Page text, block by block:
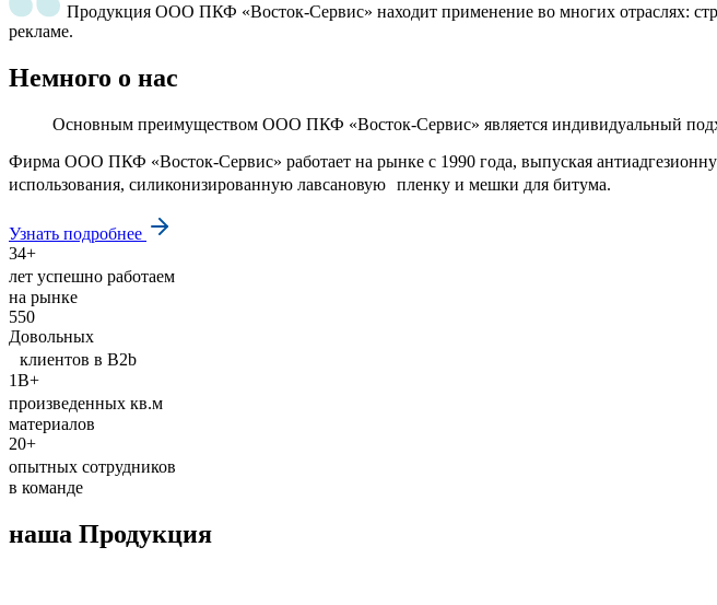
Продукция ООО ПКФ «Восток-Сервис» находит применение во многих отраслях:
рекламе.
Немного о нас
Основным преимуществом ООО ПКФ «Восток-Сервис» является индивидуальный
Фирма ООО ПКФ «Восток-Сервис» работает на рынке с 1990 года, выпуская
использования, силиконизированную лавсановую пленку и мешки для битума.
Узнать подробнее
34+
лет успешно работаем
на рынке
550
Довольных
клиентов в B2b
1B+
произведенных кв.м
материалов
20+
опытных сотрудников
в команде
наша Продукция